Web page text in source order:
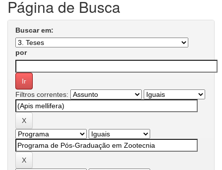
Página de Busca
Buscar em:
por
Filtros correntes: